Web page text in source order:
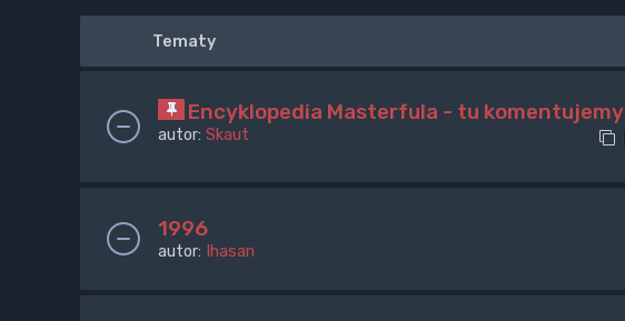
Tematy
Encyklopedia Masterfula - tu komentujemy
autor: Skaut
1996
autor: Ihasan